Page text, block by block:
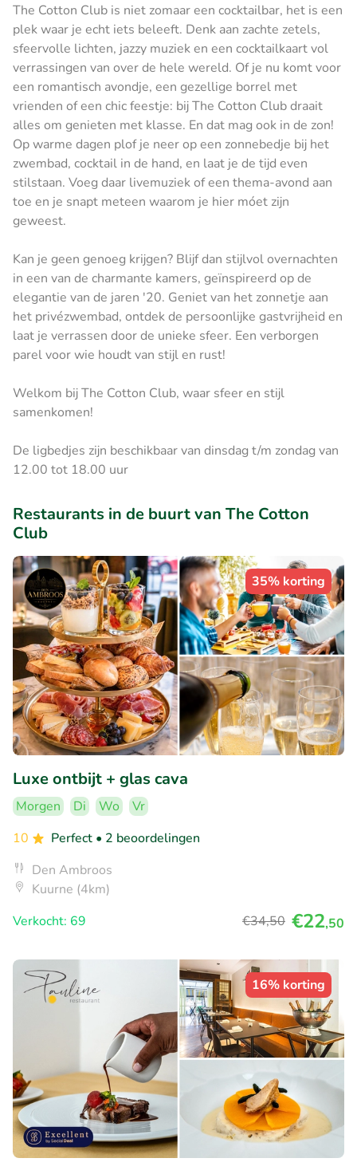
The Cotton Club is niet zomaar een cocktailbar, het is een
plek waar je echt iets beleeft. Denk aan zachte zetels,
sfeervolle lichten, jazzy muziek en een cocktailkaart vol
verrassingen van over de hele wereld. Of je nu komt voor
een romantisch avondje, een gezellige borrel met
vrienden of een chic feestje: bij The Cotton Club draait
alles om genieten met klasse. En dat mag ook in de zon!
Op warme dagen plof je neer op een zonnebedje bij het
zwembad, cocktail in de hand, en laat je de tijd even
stilstaan. Voeg daar livemuziek of een thema-avond aan
toe en je snapt meteen waarom je hier móet zijn
geweest.
Kan je geen genoeg krijgen? Blijf dan stijlvol overnachten
in een van de charmante kamers, geïnspireerd op de
elegantie van de jaren '20. Geniet van het zonnetje aan
het privézwembad, ontdek de persoonlijke gastvrijheid en
laat je verrassen door de unieke sfeer. Een verborgen
parel voor wie houdt van stijl en rust!
Welkom bij The Cotton Club, waar sfeer en stijl
samenkomen!
De ligbedjes zijn beschikbaar van dinsdag t/m zondag van
12.00 tot 18.00 uur
Restaurants in de buurt van The Cotton
Club
35% korting
Luxe ontbijt + glas cava
Morgen Di Wo
Vr
10
Perfect • 2 beoordelingen
Den Ambroos
Kuurne (4km)
Verkocht: 69
€34,50 €22,50
16% korting